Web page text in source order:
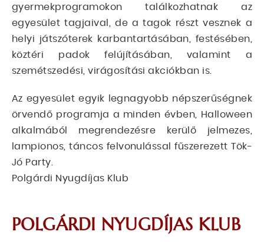
gyermekprogramokon találkozhatnak az
egyesület tagjaival, de a tagok részt vesznek a
helyi játszóterek karbantartásában, festésében,
köztéri padok felújításában, valamint a
szemétszedési, virágosítási akciókban is.
Az egyesület egyik legnagyobb népszerűségnek
örvendő programja a minden évben, Halloween
alkalmából megrendezésre kerülő jelmezes,
lampionos, táncos felvonulással fűszerezett Tök-
Jó Party.
Polgárdi Nyugdíjas Klub
POLGÁRDI NYUGDÍJAS KLUB